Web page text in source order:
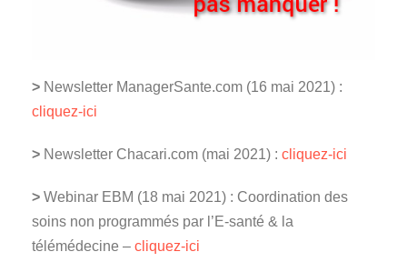
> Newsletter ManagerSante.com (16 mai 2021) :
cliquez-ici
> Newsletter Chacari.com (mai 2021) : cliquez-ici
> Webinar EBM (18 mai 2021) : Coordination des
soins non programmés par l’E-santé & la
télémédecine – cliquez-ici